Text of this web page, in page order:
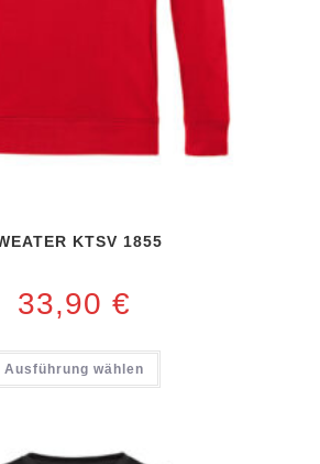
KTSV 1855
33,90 €
Ausführung wählen